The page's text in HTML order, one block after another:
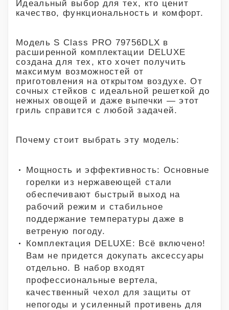
Идеальный выбор для тех, кто ценит
качество, функциональность и комфорт.
Модель S Class PRO 79756DLX в
расширенной комплектации DELUXE
создана для тех, кто хочет получить
максимум возможностей от
приготовления на открытом воздухе. От
сочных стейков с идеальной решеткой до
нежных овощей и даже выпечки — этот
гриль справится с любой задачей.
Почему стоит выбрать эту модель:
Мощность и эффективность: Основные
горелки из нержавеющей стали
обеспечивают быстрый выход на
рабочий режим и стабильное
поддержание температуры даже в
ветреную погоду.
Комплектация DELUXE: Всё включено!
Вам не придется докупать аксессуары
отдельно. В набор входят
профессиональные вертела,
качественный чехол для защиты от
непогоды и усиленный противень для